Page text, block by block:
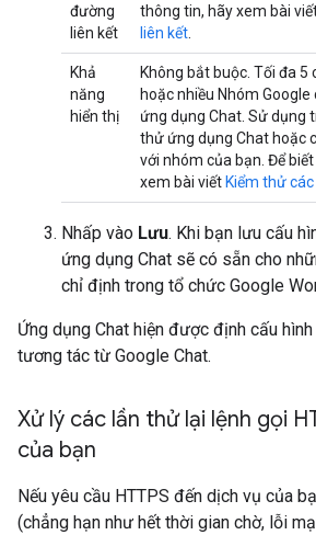
đường
liên kết
thông tin, hãy xem bài
liên kết
Khả
năng
hiển thị
Không bắt buộc. Tối đa
hoặc nhiều Nhóm
ứng dụng Chat. Sử dụng
thử ứng dụng Chat hoặc
với nhóm của bạn. Để
xem bài viết Kiểm thử
Nhấp vào Lưu. Khi bạn lưu cấu
ứng dụng Chat sẽ có sẵn cho
chỉ định trong tổ chức Google
Ứng dụng Chat hiện được định cấu
tương tác từ Google Chat.
Xử lý các lần thử lại lệnh gọi
của bạn
Nếu yêu cầu HTTPS đến dịch vụ của
(chẳng hạn như hết thời gian chờ, lỗi